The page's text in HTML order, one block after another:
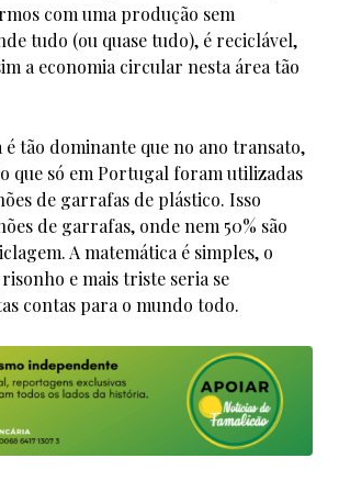
com uma produção sem
tudo (ou quase tudo), é reciclável,
a economia circular nesta área tão
é tão dominante que no ano transato,
que só em Portugal foram utilizadas
de garrafas de plástico. Isso
de garrafas, onde nem 50% são
A matemática é simples, o
e mais triste seria se
contas para o mundo todo.